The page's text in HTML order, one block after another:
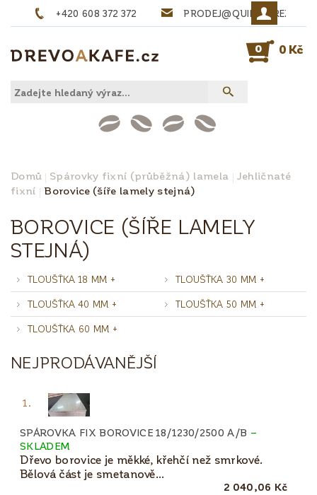
+420 608 372 372 PRODEJ@QUINTA-
0 0 Kč
Domů Spárovky fixní (průběžná) lamela
Jehličnaté
fixní
Borovice (šíře lamely stejná)
BOROVICE (ŠÍŘE LAMELY
STEJNÁ)
TLOUŠŤKA 18 MM + TLOUŠŤKA 30 MM +
TLOUŠŤKA 40 MM + TLOUŠŤKA 50 MM +
TLOUŠŤKA 60 MM +
NEJPRODÁVANĚJŠÍ
1.
SPÁROVKA FIX BOROVICE 18/1230/2500 A/B –
SKLADEM
Dřevo borovice je měkké, křehčí než smrkové.
Bělová část je smetanově...
2 040,06 Kč